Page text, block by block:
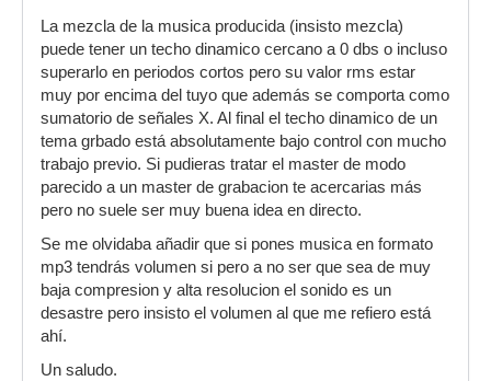
La mezcla de la musica producida (insisto mezcla)
puede tener un techo dinamico cercano a 0 dbs o incluso
superarlo en periodos cortos pero su valor rms estar
muy por encima del tuyo que además se comporta como
sumatorio de señales X. Al final el techo dinamico de un
tema grbado está absolutamente bajo control con mucho
trabajo previo. Si pudieras tratar el master de modo
parecido a un master de grabacion te acercarias más
pero no suele ser muy buena idea en directo.
Se me olvidaba añadir que si pones musica en formato
mp3 tendrás volumen si pero a no ser que sea de muy
baja compresion y alta resolucion el sonido es un
desastre pero insisto el volumen al que me refiero está
ahí.
Un saludo.